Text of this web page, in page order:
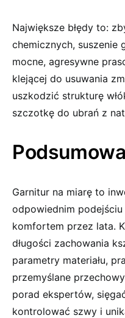
Największe błędy to:
chemicznych, suszenie
mocne, agresywne
klejącej do usuwania
uszkodzić strukturę
szczotkę do ubrań z
Garnitur na miarę to
odpowiednim
komfortem przez lata.
długości zachowania
parametry materiału,
przemyślane
porad ekspertów,
kontrolować szwy i